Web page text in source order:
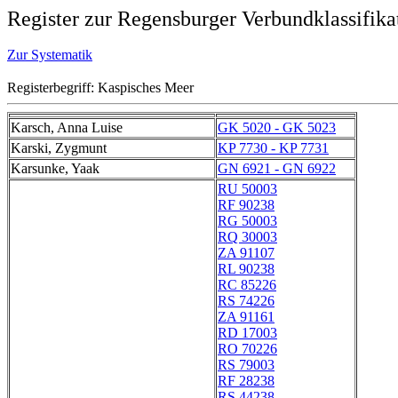
Register zur Regensburger
Zur Systematik
Registerbegriff: Kaspisches Meer
Karsch, Anna Luise
GK 5020 - GK 5023
Karski, Zygmunt
KP 7730 - KP 7731
Karsunke, Yaak
GN 6921 - GN 6922
RU 50003
RF 90238
RG 50003
RQ 30003
ZA 91107
RL 90238
RC 85226
RS 74226
ZA 91161
RD 17003
RO 70226
RS 79003
RF 28238